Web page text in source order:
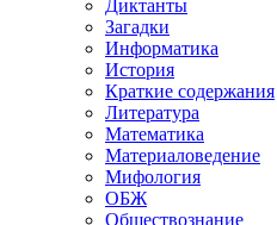
Диктанты
Загадки
Информатика
История
Краткие содержания
Литература
Математика
Материаловедение
Мифология
ОБЖ
Обществознание